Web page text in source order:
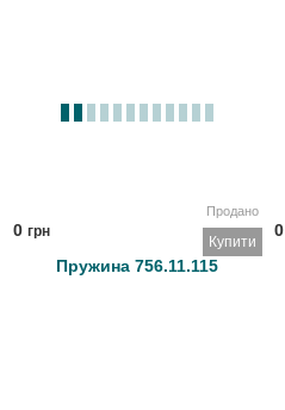
Продано
0 грн
Купити
Пружина 756.11.115
0